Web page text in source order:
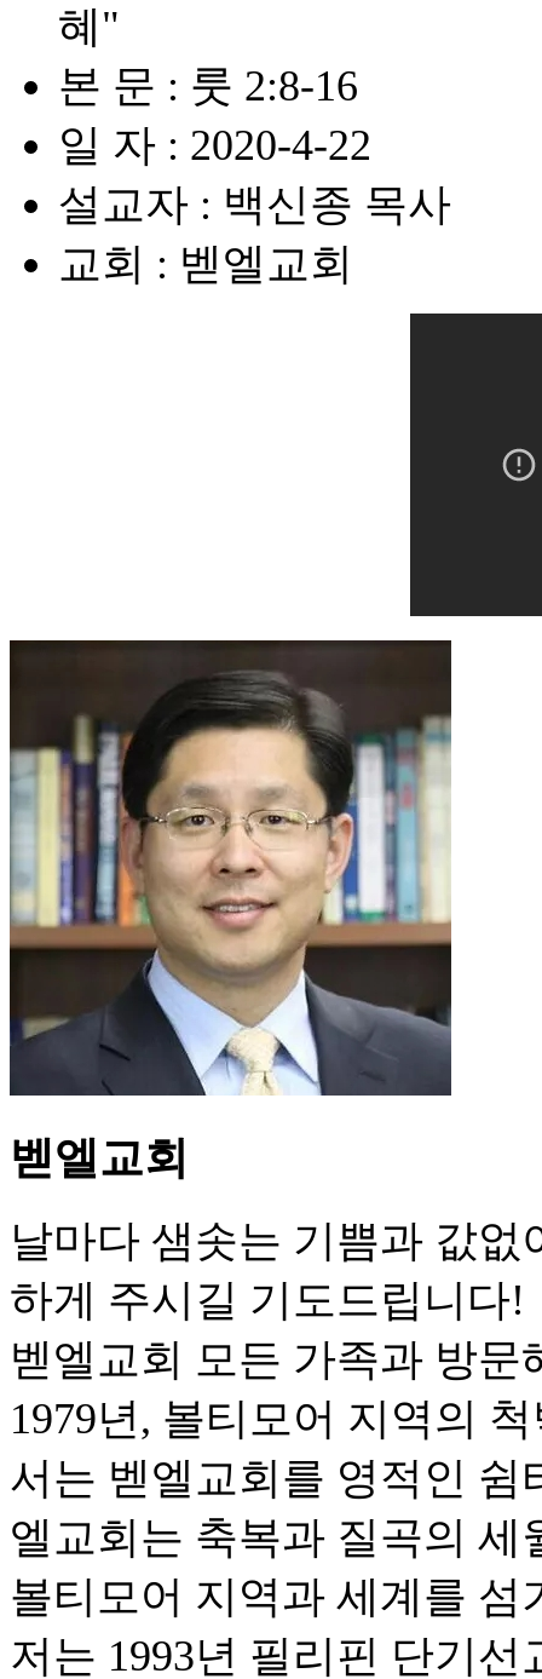
혜"
본 문 : 룻 2:8-16
일 자 : 2020-4-22
설교자 : 백신종 목사
교회 : 벧엘교회
벧엘교회
날마다 샘솟는 기쁨과 값
하게 주시길 기도드립니다!
벧엘교회 모든 가족과 방
1979년, 볼티모어 지역의
서는 벧엘교회를 영적인 쉼
엘교회는 축복과 질곡의
볼티모어 지역과 세계를
저는 1993년 필리핀 단기